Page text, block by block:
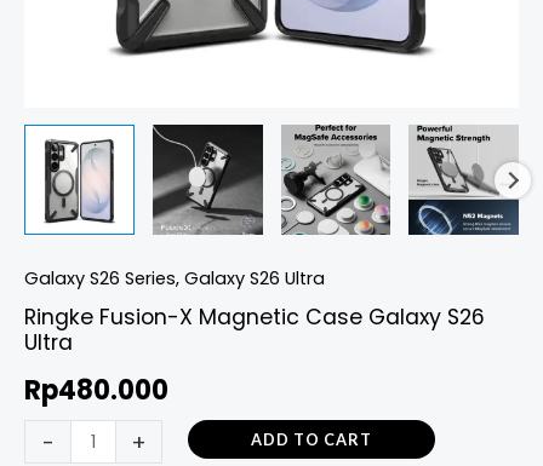
Galaxy S26 Series, Galaxy S26 Ultra
Ringke Fusion-X Magnetic Case Galaxy S26
Ultra
Rp480.000
- + ADD TO CART